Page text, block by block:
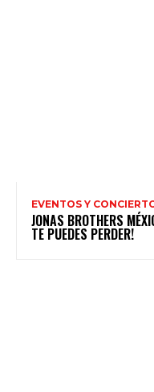
EVENTOS Y
JONAS BROTHERS
TE PUEDES PERDER!